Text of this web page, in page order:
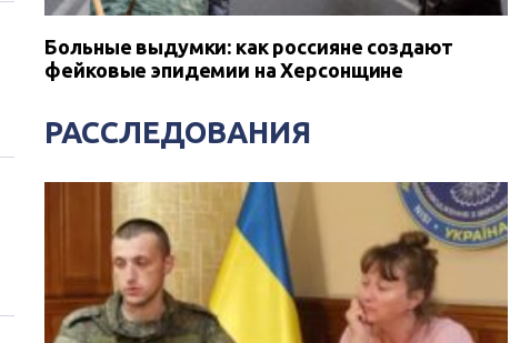
Больные выдумки: как россияне создают
фейковые эпидемии на Херсонщине
РАССЛЕДОВАНИЯ